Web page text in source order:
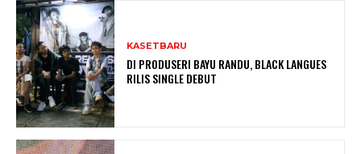
KASETBARU
DI PRODUSERI BAYU RANDU, BLACK LANGUES
RILIS SINGLE DEBUT